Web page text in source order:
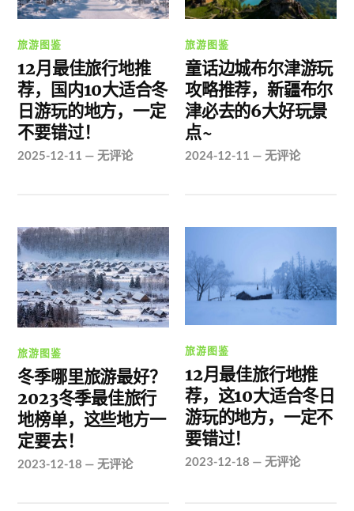
旅游图鉴
12月最佳旅行地推
荐，国内10大适合冬
日游玩的地方，一定
不要错过！
2025-12-11 —无评论
旅游图鉴
童话边城布尔津游玩
攻略推荐，新疆布尔
津必去的6大好玩景
点~
2024-12-11 —无评论
旅游图鉴
冬季哪里旅游最好？
2023冬季最佳旅行
地榜单，这些地方一
定要去！
2023-12-18 —无评论
旅游图鉴
12月最佳旅行地推
荐，这10大适合冬日
游玩的地方，一定不
要错过！
2023-12-18 —无评论